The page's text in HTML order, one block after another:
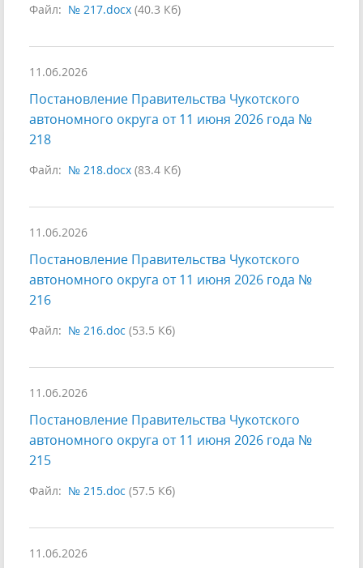
Файл: № 217.docx (40.3 Кб)
11.06.2026
Постановление Правительства Чукотского
автономного округа от 11 июня 2026 года №
218
Файл: № 218.docx (83.4 Кб)
11.06.2026
Постановление Правительства Чукотского
автономного округа от 11 июня 2026 года №
216
Файл: № 216.doc (53.5 Кб)
11.06.2026
Постановление Правительства Чукотского
автономного округа от 11 июня 2026 года №
215
Файл: № 215.doc (57.5 Кб)
11.06.2026